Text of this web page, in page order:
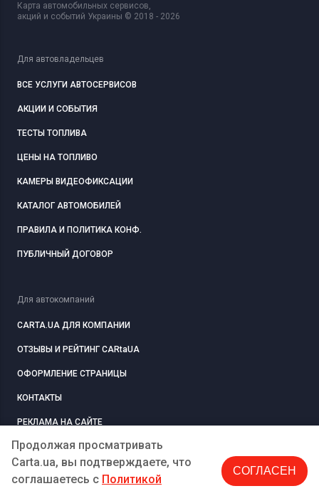
Продолжая просматривать
Carta.ua, вы подтверждаете, что
соглашаетесь c Политикой
СОГЛАСЕН
Карта автомобильных сервисов,
акций и событий Украины © 2018 - 2026
Для автовладельцев
ВСЕ УСЛУГИ АВТОСЕРВИСОВ
АКЦИИ И СОБЫТИЯ
ТЕСТЫ ТОПЛИВА
ЦЕНЫ НА ТОПЛИВО
КАМЕРЫ ВИДЕОФИКСАЦИИ
КАТАЛОГ АВТОМОБИЛЕЙ
ПРАВИЛА И ПОЛИТИКА КОНФ.
ПУБЛИЧНЫЙ ДОГОВОР
Для автокомпаний
CARTA.UA ДЛЯ КОМПАНИИ
ОТЗЫВЫ И РЕЙТИНГ CARtaUA
ОФОРМЛЕНИЕ СТРАНИЦЫ
КОНТАКТЫ
РЕКЛАМА НА САЙТЕ
РЕГИСТРАЦИЯ КОМПАНИЮ